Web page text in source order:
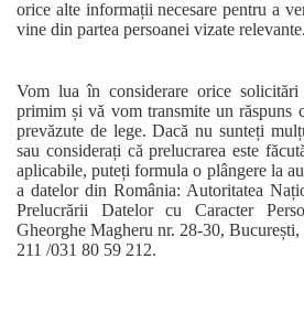
orice alte informații necesare pentru a
vine din partea persoanei vizate relevante.
Vom lua în considerare orice
primim și vă vom transmite un răspuns
prevăzute de lege. Dacă nu sunteți
sau considerați că prelucrarea este
aplicabile, puteți formula o plângere la
a datelor din România: Autoritatea
Prelucrării Datelor cu Caracter
Gheorghe Magheru nr. 28-30,
211 /031 80 59 212.